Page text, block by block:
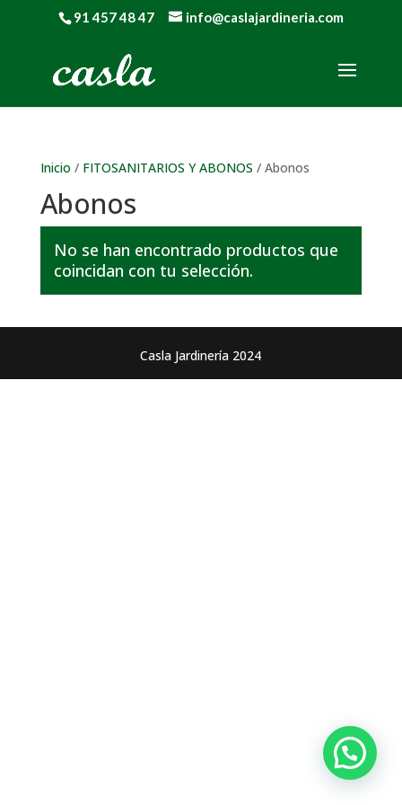
91 457 48 47 info@caslajardineria.com
Inicio / FITOSANITARIOS Y ABONOS / Abonos
Abonos
No se han encontrado productos que
coincidan con tu selección.
Casla Jardinería 2024